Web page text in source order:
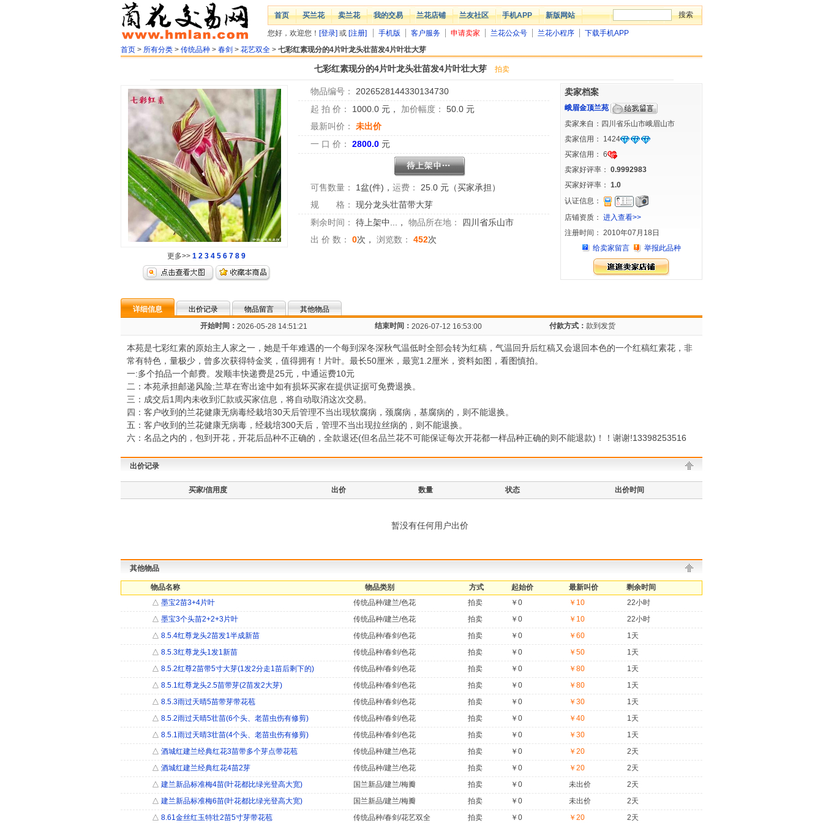
首页 买兰花 卖兰花 我的交易 兰花店铺 兰友社区 手机APP 新版网站
您好，欢迎您！ [登录] 或 [注册] 手机版 客户服务 申请卖家 兰花公众号 兰花小程序
下载手机APP
首页 > 所有分类 > 传统品种 > 春剑 > 花艺双全 > 七彩红素现分的4片叶龙头壮苗发4片叶壮大芽
七彩红素现分的4片叶龙头壮苗发4片叶壮大芽 拍卖
更多>> 1 2 3 4 5 6 7 8 9
物品编号：
2026528144330134730
起 拍 价：
1000.0 元， 加价幅度： 50.0 元
最新叫价：
未出价
一 口 价：
2800.0 元
可售数量： 1盆(件) ， 运费：
25.0 元（买家承担）
规 格：
现分龙头壮苗带大芽
剩余时间：
待上架中... ， 物品所在地：
四川省乐山市
出 价 数：
0次， 浏览数： 452次
卖家档案
峨眉金顶兰苑
卖家来自：四川省乐山市峨眉山市
卖家信用： 1424
买家信用： 6
卖家好评率： 0.9992983
买家好评率： 1.0
认证信息：
店铺资质： 进入查看>>
注册时间： 2010年07月18日
给卖家留言
举报此品种
详细信息 出价记录 物品留言
其他物品
开始时间： 2026-05-28 14:51:21 结束时间： 2026-07-12 16:53:00 付款方式： 款到发货
本苑是七彩红素的原始主人家之一，她是千年难遇的一个每到深冬深秋气温低时全部会转为红稿，气温回升后红稿又会退回本色的一个红稿红素花，非
常有特色，量极少，曾多次获得特金奖，值得拥有！片叶。最长50厘米，最宽1.2厘米，资料如图，看图慎拍。
一:多个拍品一个邮费。发顺丰快递费是25元，中通运费10元
二：本苑承担邮递风险;兰草在寄出途中如有损坏买家在提供证据可免费退换。
三：成交后1周内未收到汇款或买家信息，将自动取消这次交易。
四：客户收到的兰花健康无病毒经栽培30天后管理不当出现软腐病，颈腐病，基腐病的，则不能退换。
五：客户收到的兰花健康无病毒，经栽培300天后，管理不当出现拉丝病的，则不能退换。
六：名品之内的，包到开花，开花后品种不正确的，全款退还(但名品兰花不可能保证每次开花都一样品种正确的则不能退款)！！谢谢!13398253516
出价记录
买家/信用度 出价 数量 状态 出价时间
暂没有任何用户出价
其他物品
物品名称 物品类别 方式 起始价 最新叫价
剩余时间
△ 墨宝2苗3+4片叶 传统品种/建兰/色花 拍卖 ￥0 ￥10
22小时
△ 墨宝3个头苗2+2+3片叶 传统品种/建兰/色花 拍卖 ￥0 ￥10
22小时
△ 8.5.4红尊龙头2苗发1半成新苗 传统品种/春剑/色花 拍卖 ￥0 ￥60
1天
△ 8.5.3红尊龙头1发1新苗 传统品种/春剑/色花 拍卖 ￥0 ￥50
1天
△ 8.5.2红尊2苗带5寸大芽(1发2分走1苗后剩下的) 传统品种/春剑/色花 拍卖 ￥0 ￥80
1天
△ 8.5.1红尊龙头2.5苗带芽(2苗发2大芽) 传统品种/春剑/色花 拍卖 ￥0 ￥80
1天
△ 8.5.3雨过天晴5苗带芽带花苞 传统品种/春剑/色花 拍卖 ￥0 ￥30
1天
△ 8.5.2雨过天晴5壮苗(6个头、老苗虫伤有修剪) 传统品种/春剑/色花 拍卖 ￥0 ￥40
1天
△ 8.5.1雨过天晴3壮苗(4个头、老苗虫伤有修剪) 传统品种/春剑/色花 拍卖 ￥0 ￥30
1天
△ 酒城红建兰经典红花3苗带多个芽点带花苞 传统品种/建兰/色花 拍卖 ￥0 ￥20
2天
△ 酒城红建兰经典红花4苗2芽 传统品种/建兰/色花 拍卖 ￥0 ￥20
2天
△ 建兰新品标准梅4苗(叶花都比绿光登高大宽) 国兰新品/建兰/梅瓣 拍卖 ￥0 未出价
2天
△ 建兰新品标准梅6苗(叶花都比绿光登高大宽) 国兰新品/建兰/梅瓣 拍卖 ￥0 未出价
2天
△ 8.61金丝红玉特壮2苗5寸芽带花苞 传统品种/春剑/花艺双全 拍卖 ￥0 ￥20 2天